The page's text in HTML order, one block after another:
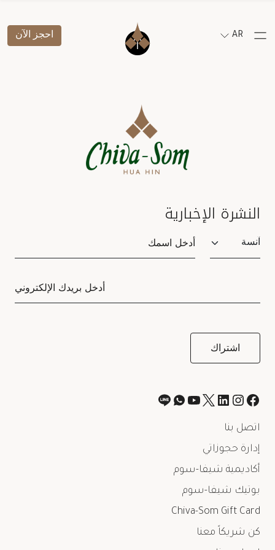
AR احجز الآن
اتصل بنا
إدارة حجوزاتي
أكاديمية شيفا-سوم
بوتيك شيفا-سوم
Chiva-Som Gift Card
كن شريكاً معنا
النشرة الإخبارية
Salutation